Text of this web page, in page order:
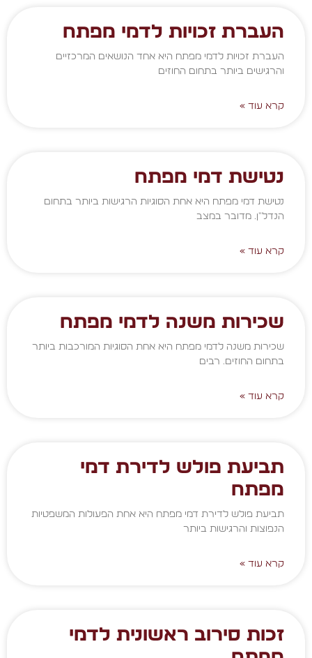
העברת זכויות לדמי מפתח
העברת זכויות לדמי מפתח היא אחד הנושאים המרכזיים
והרגישים ביותר בתחום החוזים
קרא עוד »
נטישת דמי מפתח
נטישת דמי מפתח היא אחת הסוגיות הרגישות ביותר בתחום
הנדל"ן. מדובר במצב
קרא עוד »
שכירות משנה לדמי מפתח
שכירות משנה לדמי מפתח היא אחת הסוגיות המורכבות ביותר
בתחום החוזים. רבים
קרא עוד »
תביעת פולש לדירת דמי
מפתח
תביעת פולש לדירת דמי מפתח היא אחת הפעולות המשפטיות
הנפוצות והרגישות ביותר
קרא עוד »
זכות סירוב ראשונית לדמי